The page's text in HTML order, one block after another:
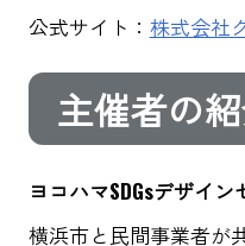
公式サイト： 株式会社
主催者の
ヨコハマSDGsデザイン
横浜市と民間事業者が